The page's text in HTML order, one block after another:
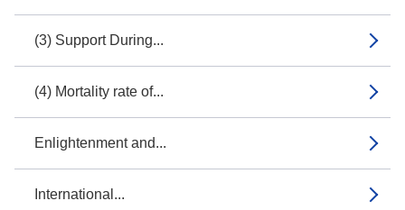
(3) Support During...
(4) Mortality rate of...
Enlightenment and...
International...